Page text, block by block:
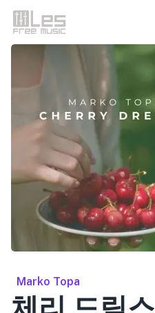
Marko Topa